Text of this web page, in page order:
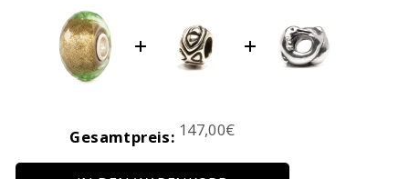
Gesamtpreis: Price
147,00€